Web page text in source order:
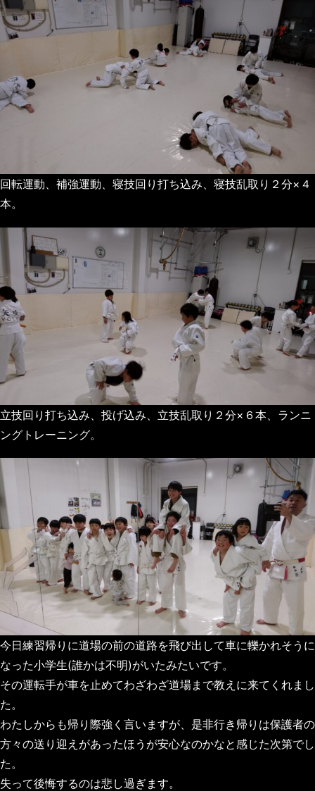
回転運動、補強運動、寝技回り打ち込み、寝技乱取り２分×４
本。
立技回り打ち込み、投げ込み、立技乱取り２分×６本、ランニ
ングトレーニング。
今日練習帰りに道場の前の道路を飛び出して車に轢かれそうに
なった小学生(誰かは不明)がいたみたいです。
その運転手が車を止めてわざわざ道場まで教えに来てくれまし
た。
わたしからも帰り際強く言いますが、是非行き帰りは保護者の
方々の送り迎えがあったほうが安心なのかなと感じた次第でし
た。
失って後悔するのは悲し過ぎます。